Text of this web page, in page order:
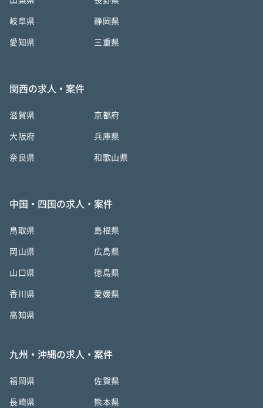
岐阜県 静岡県
愛知県 三重県
関西の求人・案件
滋賀県 京都府
大阪府 兵庫県
奈良県 和歌山県
中国・四国の求人・案件
鳥取県 島根県
岡山県 広島県
山口県 徳島県
香川県 愛媛県
高知県
九州・沖縄の求人・案件
福岡県 佐賀県
長崎県 熊本県